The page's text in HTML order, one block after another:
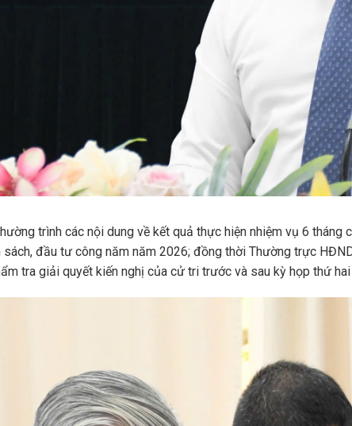
trình các nội dung về kết quả thực hiện nhiệm vụ 6 tháng
sách, đầu tư công năm năm 2026; đồng thời Thường trực
tra giải quyết kiến nghị của cử tri trước và sau kỳ họp thứ